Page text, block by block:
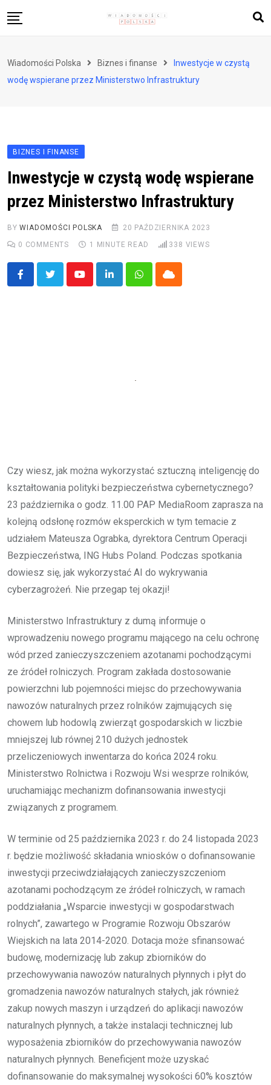
to
Zdrowie i styl życia
Wiadomości Polska Biznes i finanse
Inwestycje w czystą
wodę wspierane przez Ministerstwo Infrastruktury
BIZNES I FINANSE
Inwestycje w czystą wodę wspierane
przez Ministerstwo Infrastruktury
BYWIADOMOŚCI POLSKA
20 PAŹDZIERNIKA 2023
0 COMMENTS 1 MINUTE READ 338 VIEWS
YoutubeLinkedInWhatsappCloud
Czy wiesz, jak można wykorzystać sztuczną inteligencję do
kształtowania polityki bezpieczeństwa cybernetycznego?
23 października o godz. 11.00 PAP MediaRoom zaprasza na
kolejną odsłonę rozmów eksperckich w tym temacie z
udziałem Mateusza Ograbka, dyrektora Centrum Operacji
Bezpieczeństwa, ING Hubs Poland. Podczas spotkania
dowiesz się, jak wykorzystać AI do wykrywania
cyberzagrożeń. Nie przegap tej okazji!
Ministerstwo Infrastruktury z dumą informuje o
wprowadzeniu nowego programu mającego na celu ochronę
wód przed zanieczyszczeniem azotanami pochodzącymi
ze źródeł rolniczych. Program zakłada dostosowanie
powierzchni lub pojemności miejsc do przechowywania
nawozów naturalnych przez rolników zajmujących się
chowem lub hodowlą zwierząt gospodarskich w liczbie
mniejszej lub równej 210 dużych jednostek
przeliczeniowych inwentarza do końca 2024 roku.
Ministerstwo Rolnictwa i Rozwoju Wsi wesprze rolników,
uruchamiając mechanizm dofinansowania inwestycji
związanych z programem.
W terminie od 25 października 2023 r. do 24 listopada 2023
r. będzie możliwość składania wniosków o dofinansowanie
inwestycji przeciwdziałających zanieczyszczeniom
azotanami pochodzącym ze źródeł rolniczych, w ramach
poddziałania „Wsparcie inwestycji w gospodarstwach
rolnych”, zawartego w Programie Rozwoju Obszarów
Wiejskich na lata 2014-2020. Dotacja może sfinansować
budowę, modernizację lub zakup zbiorników do
przechowywania nawozów naturalnych płynnych i płyt do
gromadzenia nawozów naturalnych stałych, jak również
zakup nowych maszyn i urządzeń do aplikacji nawozów
naturalnych płynnych, a także instalacji technicznej lub
wyposażenia zbiorników do przechowywania nawozów
naturalnych płynnych. Beneficjent może uzyskać
dofinansowanie do maksymalnej wysokości 60% kosztów